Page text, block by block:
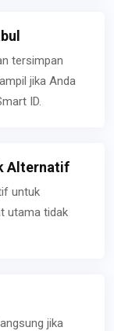
tersimpan
jika Anda
ID.
Alternatif
untuk
utama tidak
jika